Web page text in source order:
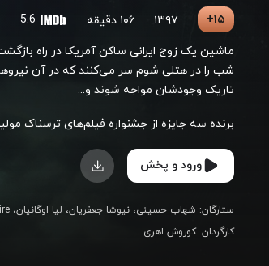
۱۵+ ۱۳۹۷ ۱۰۶ دقیقه 5.6
ماشین یک زوج ایرانی ساکن آمریکا در راه
شب را در هتلی شوم سر می‌کنند که در آن
تاریک وجودشان مواجه شوند و...
برنده سه جایزه از جشنواره فیلم‌های ترسناک
ورود و پخش
ستارگان: شهاب حسینی نیوشا جعفریان لیا اوگانیان
کارگردان: کوروش اهری